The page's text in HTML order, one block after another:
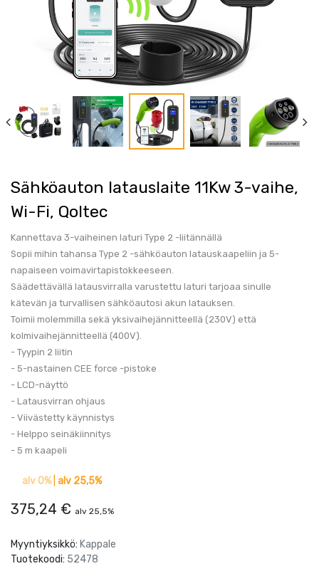
Sähköauton latauslaite 11Kw 3-vaihe,
Wi-Fi, Qoltec
Kannettava 3-vaiheinen laturi Type 2 -liitännällä
Sopii mihin tahansa Type 2 -sähköauton latauskaapeliin ja 5-
napaiseen voimavirtapistokkeeseen.
Säädettävällä latausvirralla varustettu laturi tarjoaa sinulle
kätevän ja turvallisen sähköautosi akun latauksen.
Toimii molemmilla sekä yksivaihejännitteellä (230V) että
kolmivaihejännitteellä (400V).
- Tyypin 2 liitin
- 5-nastainen CEE force -pistoke
- LCD-näyttö
- Latausvirran ohjaus
- Viivästetty käynnistys
- Helppo seinäkiinnitys
- 5 m kaapeli
alv 0%| alv 25,5%
375,24 € alv 25,5%
Myyntiyksikkö: Kappale
Tuotekoodi: 52478